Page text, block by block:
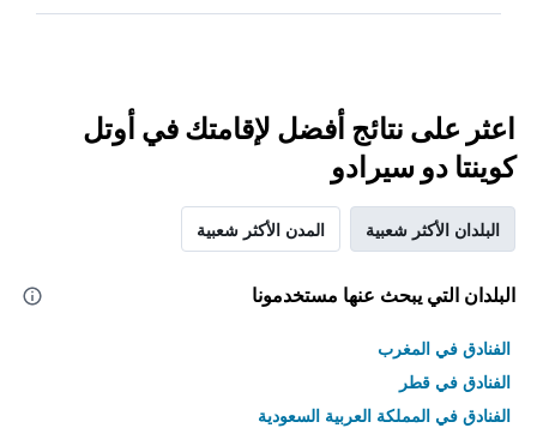
اعثر على نتائج أفضل لإقامتك في أوتل
كوينتا دو سيرادو
البلدان الأكثر شعبية المدن الأكثر شعبية
البلدان التي يبحث عنها مستخدمونا
الفنادق في المغرب
الفنادق في قطر
الفنادق في المملكة العربية السعودية